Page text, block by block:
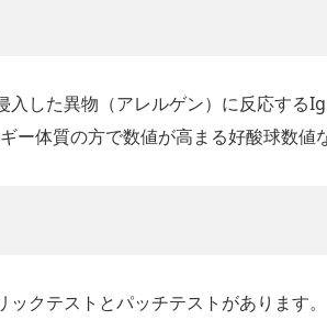
入した異物（アレルゲン）に反応する
ー体質の方で数値が高まる好酸球数値
ックテストとパッチテストがあります